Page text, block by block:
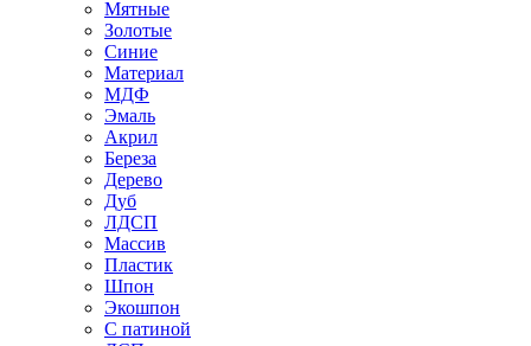
Мятные
Золотые
Синие
Материал
МДФ
Эмаль
Акрил
Береза
Дерево
Дуб
ЛДСП
Массив
Пластик
Шпон
Экошпон
С патиной